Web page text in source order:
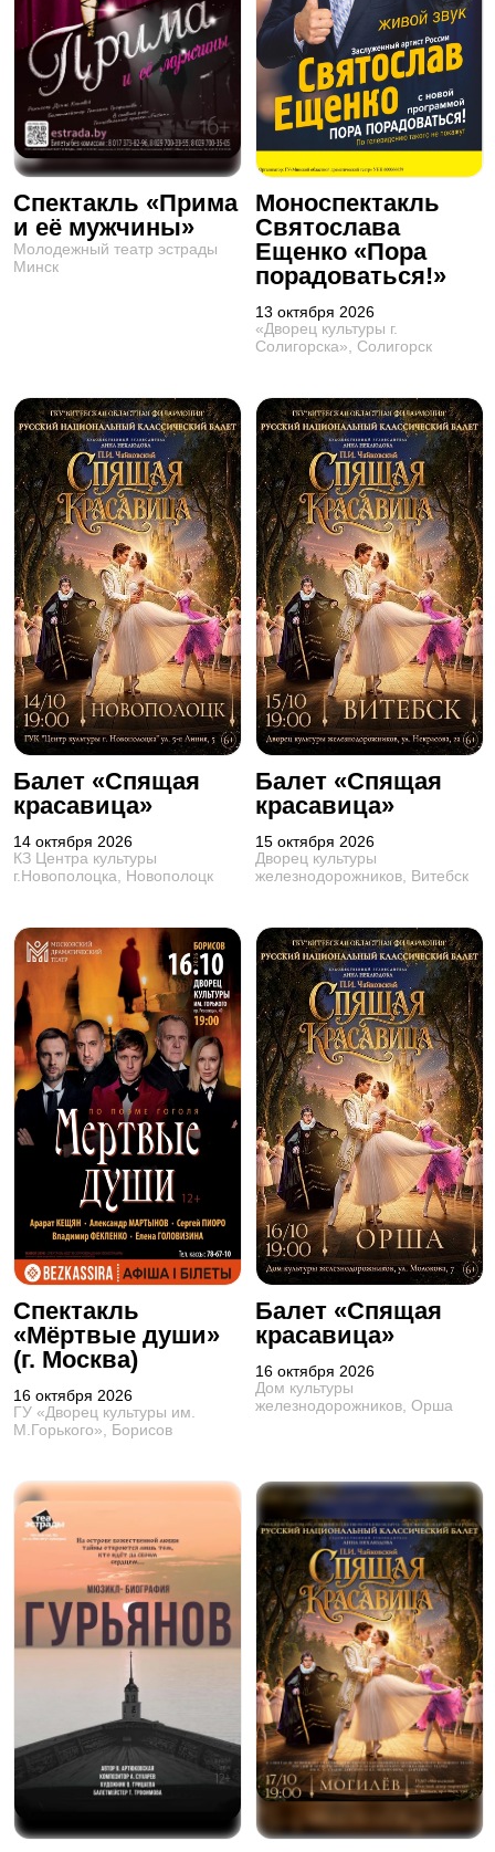
Спектакль «Прима
и её мужчины»
Молодежный театр эстрады
Минск
Моноспектакль
Святослава
Ещенко «Пора
порадоваться!»
13 октября 2026
«Дворец культуры г.
Солигорска», Солигорск
Балет «Спящая
красавица»
14 октября 2026
КЗ Центра культуры
г.Новополоцка, Новополоцк
Балет «Спящая
красавица»
15 октября 2026
Дворец культуры
железнодорожников, Витебск
Спектакль
«Мёртвые души»
(г. Москва)
16 октября 2026
ГУ «Дворец культуры им.
М.Горького», Борисов
Балет «Спящая
красавица»
16 октября 2026
Дом культуры
железнодорожников, Орша